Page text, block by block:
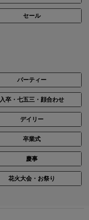
セール
パーティー
入卒・七五三・顔合わせ
デイリー
卒業式
慶事
花火大会・お祭り